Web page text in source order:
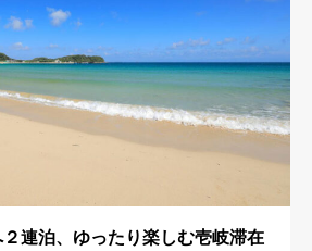
連泊、ゆったり楽しむ壱岐滞在